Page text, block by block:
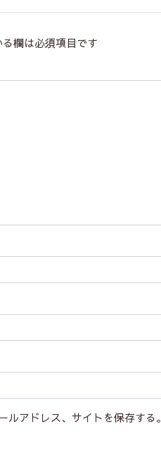
欄は必須項目です
アドレス、サイトを保存する。